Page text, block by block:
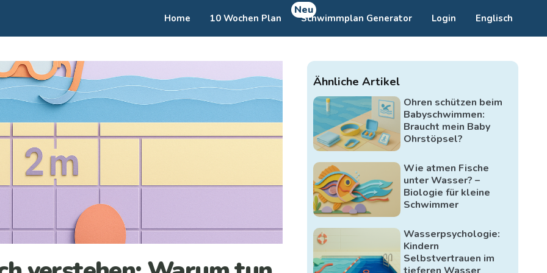
Home 10 Wochen Plan
Neu
Schwimmplan Generator Login Englisch
Ähnliche Artikel
Ohren schützen beim
Babyschwimmen:
Braucht mein Baby
Ohrstöpsel?
Wie atmen Fische
unter Wasser? –
Biologie für kleine
Schwimmer
Wasserpsychologie:
Kindern
Selbstvertrauen im